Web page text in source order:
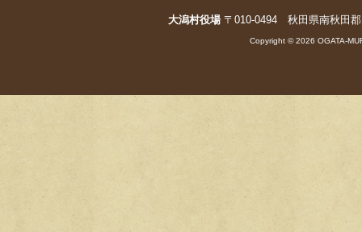
大潟村役場〒010-0494 秋田県南秋田
Copyright © 2026 OGATA-